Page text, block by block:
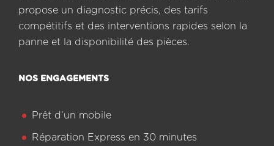
propose un diagnostic précis, des tarifs
compétitifs et des interventions rapides selon la
panne et la disponibilité des pièces.
NOS ENGAGEMENTS
Prêt d’un mobile
Réparation Express en 30 minutes